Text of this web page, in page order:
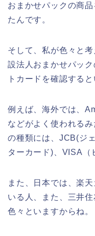
おまかせパックの商
たんです。
そして、私が色々と
設法人おまかせパッ
トカードを確認する
例えば、海外では、
などがよく使われる
の種類には、JCB(ジ
ターカード)、VISA（
また、日本では、楽
いる人、また、三井
色々といますからね。